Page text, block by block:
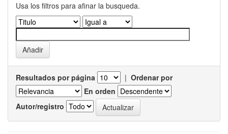
Usa los filtros para afinar la busqueda.
Resultados por página | Ordenar por
En orden
Autor/registro